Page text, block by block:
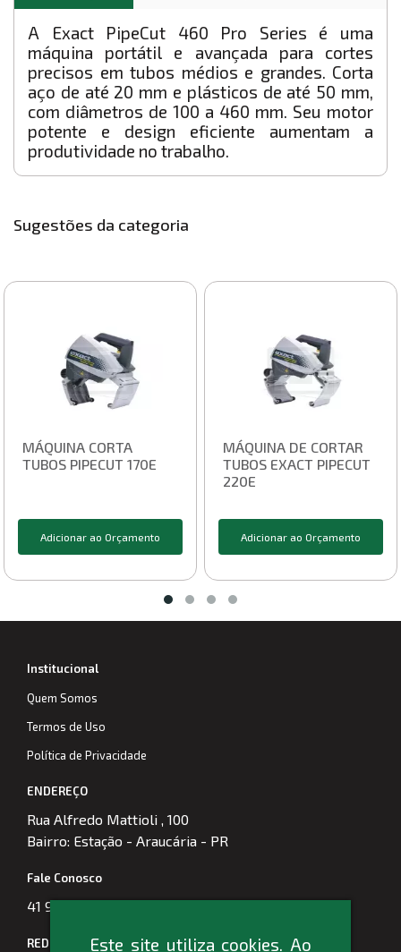
A Exact PipeCut 460 Pro Series é uma
máquina portátil e avançada para cortes
precisos em tubos médios e grandes. Corta
aço de até 20 mm e plásticos de até 50 mm,
com diâmetros de 100 a 460 mm. Seu motor
potente e design eficiente aumentam a
produtividade no trabalho.
Sugestões da categoria
MÁQUINA CORTA
TUBOS PIPECUT 170E
Adicionar ao Orçamento
MÁQUINA DE CORTAR
TUBOS EXACT PIPECUT
220E
Adicionar ao Orçamento
Institucional
Quem Somos
Termos de Uso
Política de Privacidade
ENDEREÇO
Rua Alfredo Mattioli , 100
Bairro: Estação - Araucária - PR
Fale Conosco
41 99974-5956
REDES SOCIAISEste site utiliza cookies. Ao